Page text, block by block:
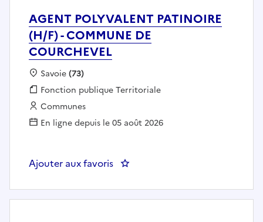
AGENT POLYVALENT PATINOIRE
(H/F) - COMMUNE DE
COURCHEVEL
Localisation :
Savoie(73)
Fonction publique :
Fonction publique Territoriale
Employeur :
Communes
En ligne depuis le 05 août 2026
Ajouter aux favoris : AGENT POLYVALENT